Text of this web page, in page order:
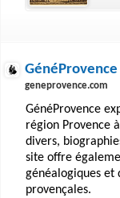
GénéProvence
geneprovence.com
GénéProvence
région Provence
divers,
site offre
généalogiques et
provençales.